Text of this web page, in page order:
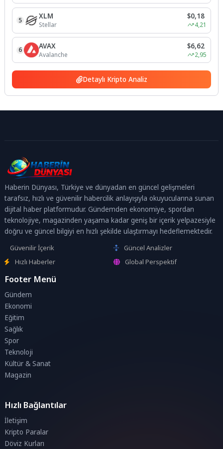
5 XLM
Stellar
$0,18
4,21
6 AVAX
Avalanche
$6,62
2,95
Detaylı Kripto Analiz
Haberin Dünyası, Türkiye ve dünyadan en güncel gelişmeleri
tarafsız, hızlı ve güvenilir habercilik anlayışıyla okuyucularına sunan
dijital haber platformudur. Gündemden ekonomiye, spordan
teknolojiye, magazinden yaşama kadar geniş bir içerik yelpazesiyle
doğru ve güncel bilgiyi en hızlı şekilde ulaştırmayı hedeflemektedir.
Güvenilir İçerik
Güncel Analizler
Hızlı Haberler
Global Perspektif
Footer Menü
Gündem
Ekonomi
Eğitim
Sağlık
Spor
Teknoloji
Kültür & Sanat
Magazin
Hızlı Bağlantılar
İletişim
Kripto Paralar
Döviz Kurları